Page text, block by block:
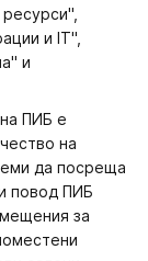
и IT",
и
ПИБ е
на
да посреща
повод ПИБ
за